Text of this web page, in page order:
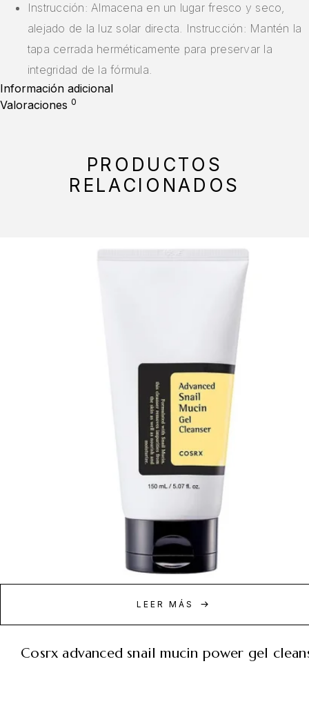
Instrucción: Almacena en un lugar fresco y seco,
alejado de la luz solar directa. Instrucción: Mantén la
tapa cerrada herméticamente para preservar la
integridad de la fórmula.
Información adicional
Valoraciones 0
PRODUCTOS
RELACIONADOS
LEER MÁS
cosrx advanced snail mucin power gel